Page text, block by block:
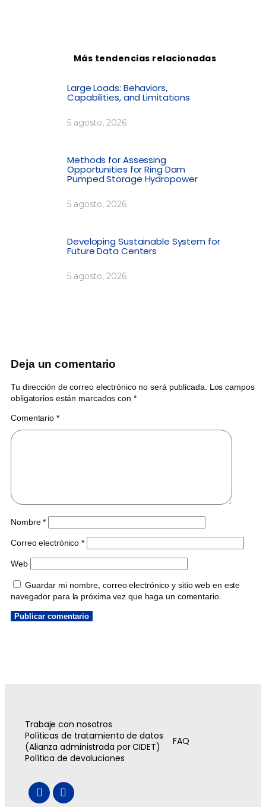
Más tendencias relacionadas
Large Loads: Behaviors,
Capabilities, and Limitations
5 agosto, 2026
Methods for Assessing
Opportunities for Ring Dam
Pumped Storage Hydropower
5 agosto, 2026
Developing Sustainable System for
Future Data Centers
5 agosto, 2026
Deja un comentario
Tu dirección de correo electrónico no será publicada.
Los campos
obligatorios están marcados con *
Comentario *
Nombre*
Correo electrónico*
Web
Guardar mi nombre, correo electrónico y sitio web en este
navegador para la próxima vez que haga un comentario.
Trabaje con nosotros
Políticas de tratamiento de datos
(Alianza administrada por CIDET)
FAQ
Política de devoluciones